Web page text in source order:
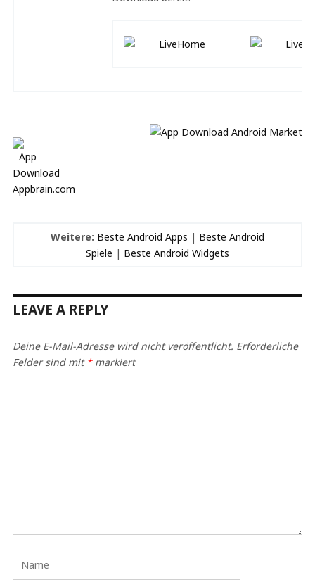
Weitere: Beste Android Apps | Beste Android
Spiele | Beste Android Widgets
LEAVE A REPLY
Deine E-Mail-Adresse wird nicht veröffentlicht. Erforderliche
Felder sind mit *markiert